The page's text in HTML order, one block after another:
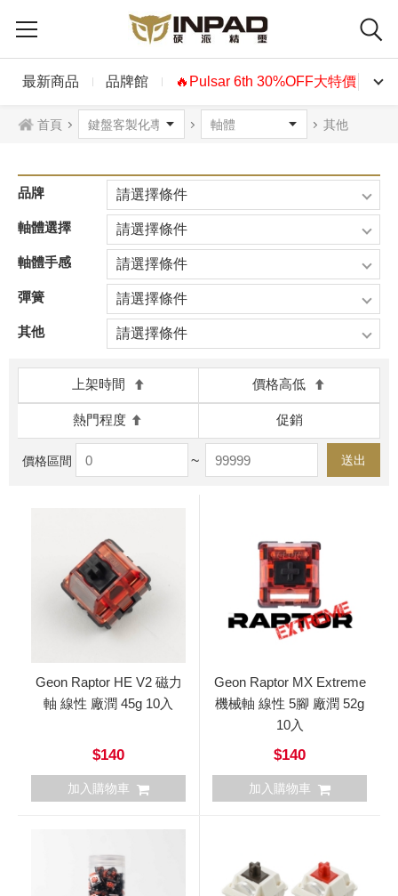
最新商品 品牌館 🔥Pulsar 6th 30%OFF大特價🔥
首頁 其他
品牌 請選擇條件
軸體選擇 請選擇條件
軸體手感 請選擇條件
彈簧 請選擇條件
其他 請選擇條件
上架時間 價格高低
熱門程度 促銷
價格區間 ~ 送出
Geon Raptor HE V2 磁力
軸 線性 廠潤 45g 10入
$140
加入購物車
Geon Raptor MX Extreme
機械軸 線性 5腳 廠潤 52g
10入
$140
加入購物車